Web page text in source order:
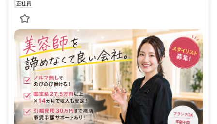
正社員